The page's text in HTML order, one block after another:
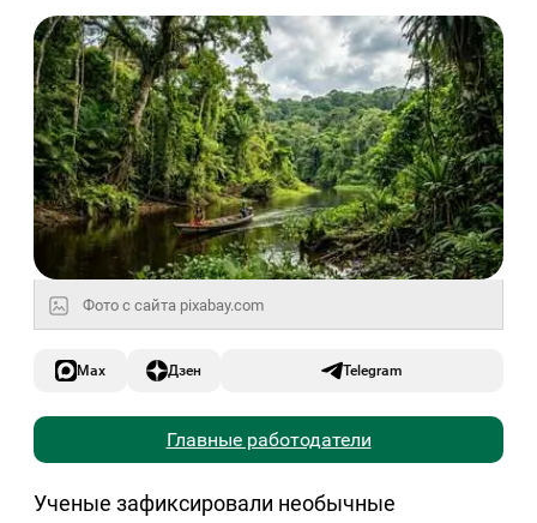
Фото с сайта pixabay.com
Max Дзен Telegram
Главные работодатели
Ученые зафиксировали необычные